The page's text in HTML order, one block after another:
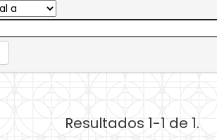
Resultados 1-1 de 1.